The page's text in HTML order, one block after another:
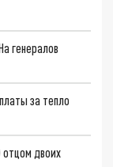
генералов
за тепло
отцом двоих